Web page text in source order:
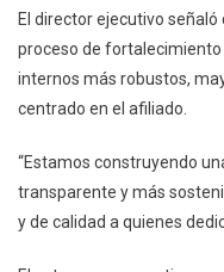
El director ejecutivo
proceso de
internos más robustos,
centrado en el afiliado.
“Estamos construyendo
transparente y más
y de calidad a quienes